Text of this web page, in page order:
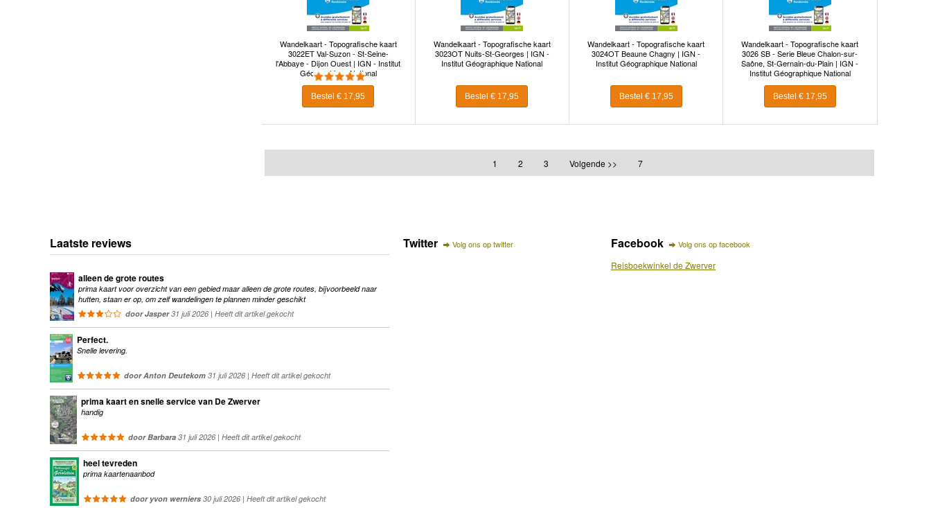
Wandelkaart - Topografische kaart
3022ET Val-Suzon - St-Seine-
l'Abbaye - Dijon Ouest | IGN - Institut
Géographique National
Bestel € 17,95
Wandelkaart - Topografische kaart
3023OT Nuits-St-Georges | IGN -
Institut Géographique National
Bestel € 17,95
Wandelkaart - Topografische kaart
3024OT Beaune Chagny | IGN -
Institut Géographique National
Bestel € 17,95
Wandelkaart - Topografische kaart
3026 SB - Serie Bleue Chalon-sur-
Saône, St-Gernain-du-Plain | IGN -
Institut Géographique National
Bestel € 17,95
1 2 3 Volgende >> 7
Laatste reviews
alleen de grote routes
prima kaart voor overzicht van een gebied maar alleen de grote routes, bijvoorbeeld naar
hutten, staan er op, om zelf wandelingen te plannen minder geschikt
door Jasper31 juli 2026 | Heeft dit artikel gekocht
Perfect.
Snelle levering.
door Anton Deutekom 31 juli 2026 | Heeft dit artikel gekocht
prima kaart en snelle service van De Zwerver
handig
door Barbara 31 juli 2026 | Heeft dit artikel gekocht
heel tevreden
prima kaartenaanbod
door yvon werniers 30 juli 2026 | Heeft dit artikel gekocht
Twitter Volg ons op twitter Facebook Volg ons op facebook
Reisboekwinkel de Zwerver